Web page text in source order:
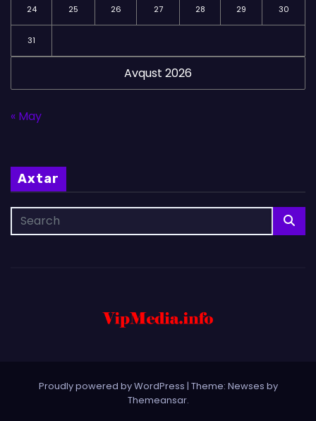
Avqust 2026
24 25 26 27 28 29 30
31
« May
Axtar
Proudly powered by WordPress | Theme: Newses by
Themeansar.